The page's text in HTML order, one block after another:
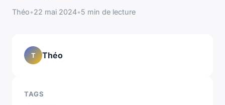
Théo•22 mai 2024•5 min de lecture
T Théo
TAGS